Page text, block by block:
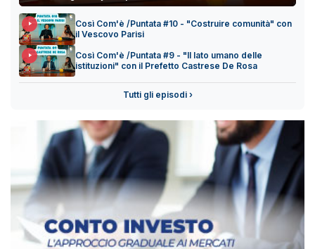
Così Com'è /Puntata #10 - "Costruire comunità" con
il Vescovo Parisi
Così Com'è /Puntata #9 - "Il lato umano delle
istituzioni" con il Prefetto Castrese De Rosa
Tutti gli episodi ›